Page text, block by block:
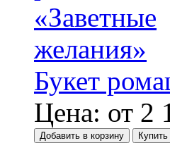
Букет
Цена: от 2
Добавить в корзину